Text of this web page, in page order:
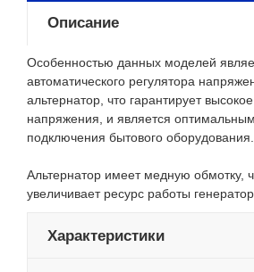
Описание
Особенностью данных моделей
автоматического регулятора
альтернатор, что гарантирует
напряжения, и является
подключения бытового оборудования.
Альтернатор имеет медную обмотку,
увеличивает ресурс работы
Характеристики